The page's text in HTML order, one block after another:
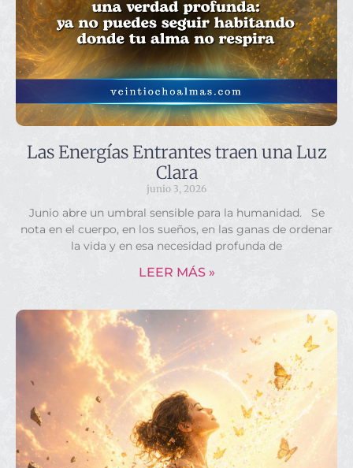
Las Energías Entrantes traen una Luz
Clara
junio 3, 2026
Junio abre un umbral sensible para la humanidad. Se
nota en el cuerpo, en los sueños, en las ganas de ordenar
la vida y en esa necesidad profunda de
LEER MÁS »